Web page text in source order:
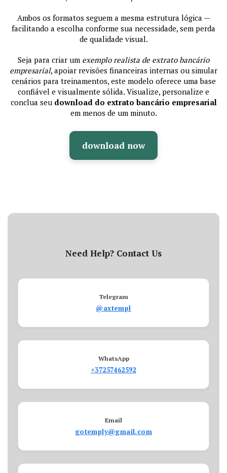
Ambos os formatos seguem a mesma estrutura lógica —
facilitando a escolha conforme sua necessidade, sem perda
de qualidade visual.
Seja para criar um exemplo realista de extrato bancário
empresarial, apoiar revisões financeiras internas ou simular
cenários para treinamentos, este modelo oferece uma base
confiável e visualmente sólida. Visualize, personalize e
conclua seu download do extrato bancário empresarial
em menos de um minuto.
download now
Need Help? Contact Us
Telegram
@axtempl
WhatsApp
+37257462592
Email
gotemply@gmail.com